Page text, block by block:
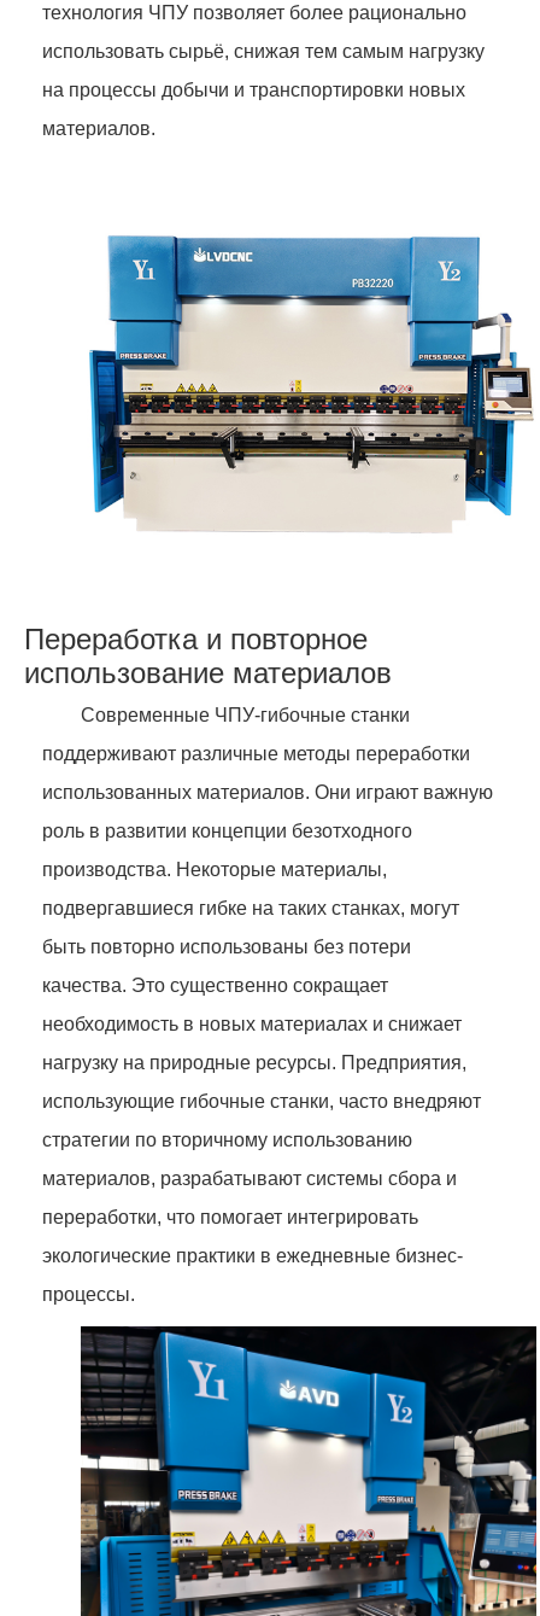
технология ЧПУ позволяет более рационально
использовать сырьё, снижая тем самым нагрузку
на процессы добычи и транспортировки новых
материалов.
Переработка и повторное
использование материалов
Современные ЧПУ-гибочные станки
поддерживают различные методы переработки
использованных материалов. Они играют важную
роль в развитии концепции безотходного
производства. Некоторые материалы,
подвергавшиеся гибке на таких станках, могут
быть повторно использованы без потери
качества. Это существенно сокращает
необходимость в новых материалах и снижает
нагрузку на природные ресурсы. Предприятия,
использующие гибочные станки, часто внедряют
стратегии по вторичному использованию
материалов, разрабатывают системы сбора и
переработки, что помогает интегрировать
экологические практики в ежедневные бизнес-
процессы.